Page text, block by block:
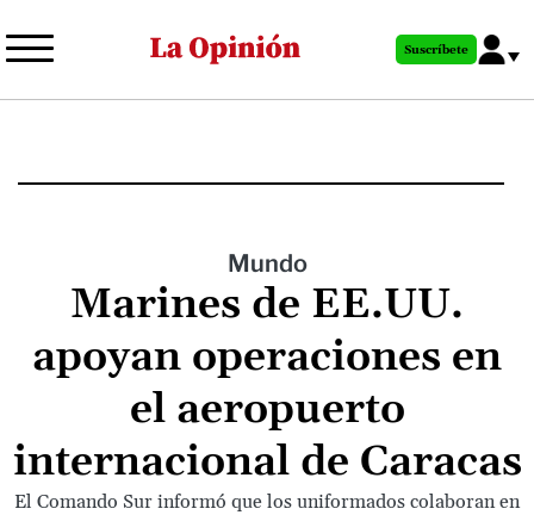
al
principal
Suscríbete
Mundo
Marines de EE.UU.
apoyan operaciones en
el aeropuerto
internacional de Caracas
El Comando Sur informó que los uniformados colaboran en